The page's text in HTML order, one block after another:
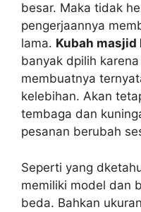
besar. Maka tidak
pengerjaannya
lama. Kubah masjid
banyak dpilih
membuatnya
kelebihan. Akan
tembaga dan
pesanan berubah
Seperti yang
memiliki model dan
beda. Bahkan